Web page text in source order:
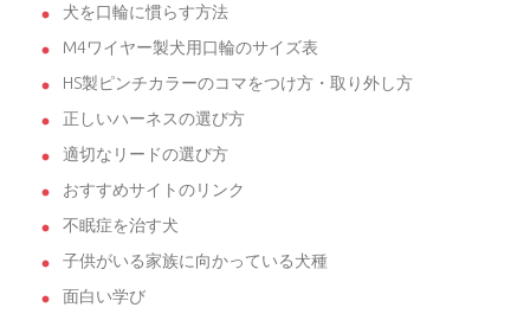
犬を口輪に慣らす方法
M4ワイヤー製犬用口輪のサイズ表
HS製ピンチカラーのコマをつけ方・取り外し方
正しいハーネスの選び方
適切なリードの選び方
おすすめサイトのリンク
不眠症を治す犬
子供がいる家族に向かっている犬種
面白い学び